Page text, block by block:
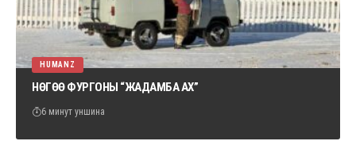
HUMANZ
НӨГӨӨ ФУРГОНЫ “ЖАДАМБА АХ”
6 минут уншина